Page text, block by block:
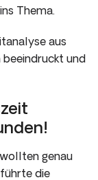
Thema.
aus
beeindruckt und
genau
die